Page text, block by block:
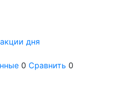
дня
0 Сравнить 0